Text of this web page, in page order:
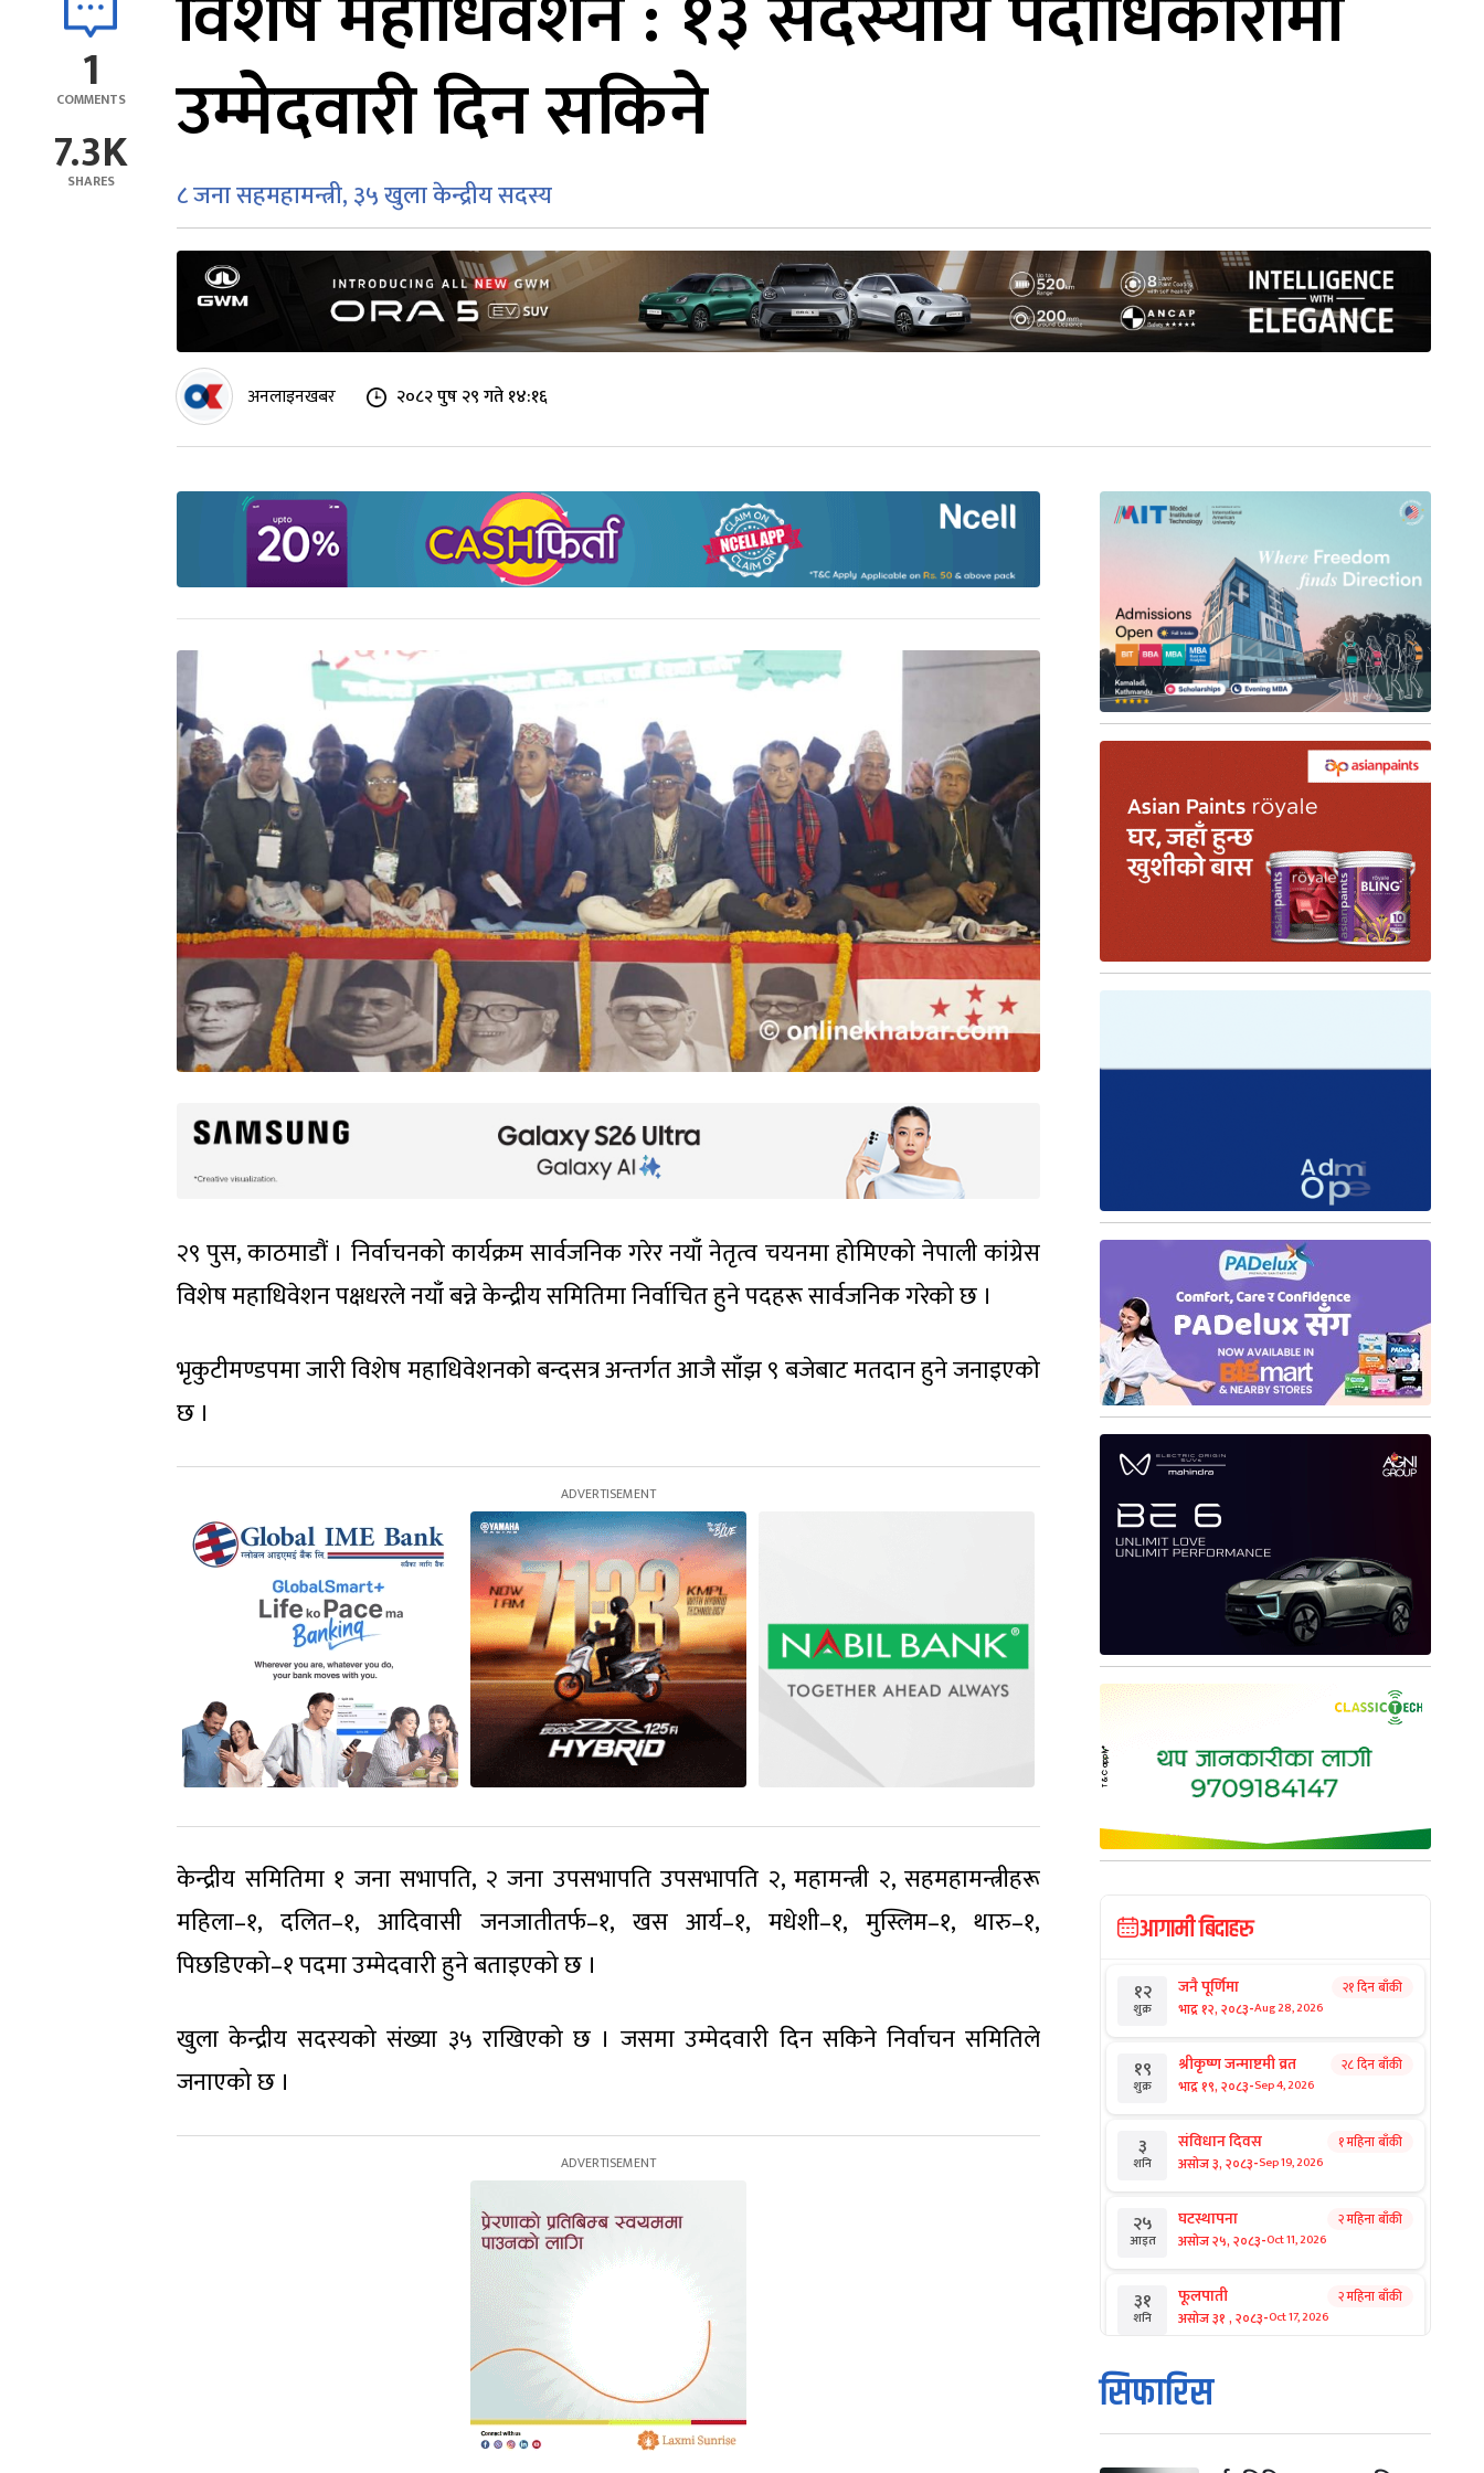
1
COMMENTS
7.3K
SHARES
उम्मेदवारी दिन सकिने
८ जना सहमहामन्त्री, ३५ खुला केन्द्रीय सदस्य
अनलाइनखबर २०८२ पुष २९ गते १४:१६
२९ पुस, काठमाडौं । निर्वाचनको कार्यक्रम सार्वजनिक गरेर नयाँ नेतृत्व चयनमा होमिएको नेपाली कांग्रेस
विशेष महाधिवेशन पक्षधरले नयाँ बन्ने केन्द्रीय समितिमा निर्वाचित हुने पदहरू सार्वजनिक गरेको छ ।
भृकुटीमण्डपमा जारी विशेष महाधिवेशनको बन्दसत्र अन्तर्गत आजै साँझ ९ बजेबाट मतदान हुने जनाइएको
छ ।
केन्द्रीय समितिमा १ जना सभापति, २ जना उपसभापति उपसभापति २, महामन्त्री २, सहमहामन्त्रीहरू
महिला–१, दलित–१, आदिवासी जनजातीतर्फ–१, खस आर्य–१, मधेशी–१, मुस्लिम–१, थारु–१,
पिछडिएको–१ पदमा उम्मेदवारी हुने बताइएको छ ।
खुला केन्द्रीय सदस्यको संख्या ३५ राखिएको छ । जसमा उम्मेदवारी दिन सकिने निर्वाचन समितिले
जनाएको छ ।
आगामी बिदाहरु
१२
शुक्र
जनै पूर्णिमा
भाद्र १२, २०८३-Aug 28, 2026
२१ दिन बाँकी
१९
शुक्र
श्रीकृष्ण जन्माष्टमी व्रत
भाद्र १९, २०८३-Sep 4, 2026
२८ दिन बाँकी
३
शनि
संविधान दिवस
असोज ३, २०८३-Sep 19, 2026
१ महिना बाँकी
२५
आइत
घटस्थापना
असोज २५, २०८३-Oct 11, 2026
२ महिना बाँकी
३१
शनि
फूलपाती
असोज ३१ , २०८३-Oct 17, 2026
२ महिना बाँकी
१
आइत
कार्तिक सङ्क्रान्ति
कार्तिक १, २०८३
सिफारिस